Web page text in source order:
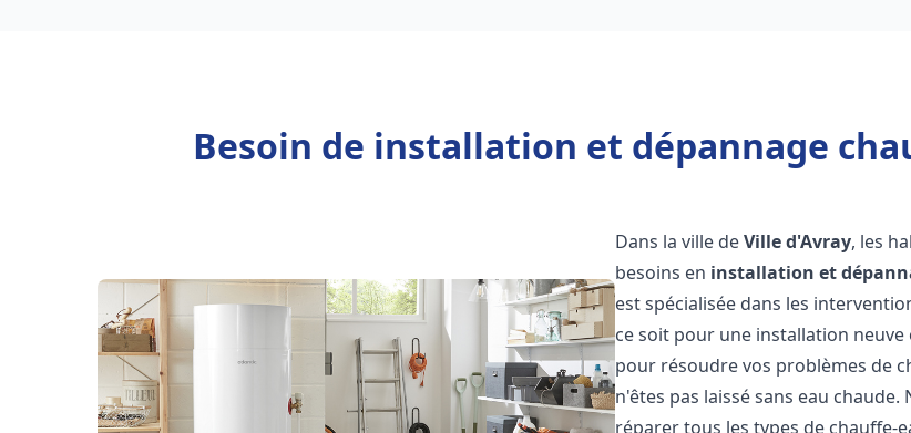
Besoin de installation et dépannage
Dans la ville deVille d'Avray, les
besoins en installation et
est spécialisée dans les
ce soit pour une installation
pour résoudre vos problèmes de
n'êtes pas laissé sans eau
réparer tous les types de chauffe-